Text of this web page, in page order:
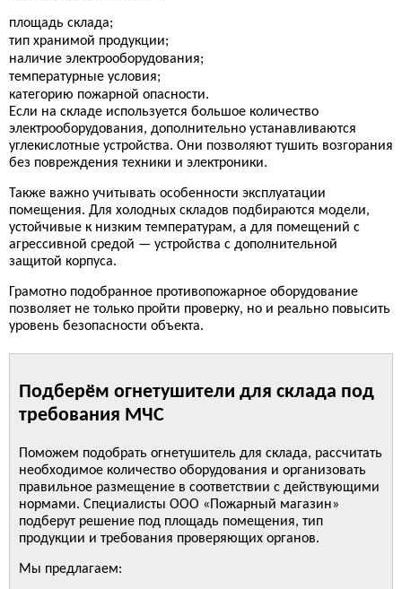
площадь склада;
тип хранимой продукции;
наличие электрооборудования;
температурные условия;
категорию пожарной опасности.
Если на складе используется большое количество
электрооборудования, дополнительно устанавливаются
углекислотные устройства. Они позволяют тушить возгорания
без повреждения техники и электроники.
Также важно учитывать особенности эксплуатации
помещения. Для холодных складов подбираются модели,
устойчивые к низким температурам, а для помещений с
агрессивной средой — устройства с дополнительной
защитой корпуса.
Грамотно подобранное противопожарное оборудование
позволяет не только пройти проверку, но и реально повысить
уровень безопасности объекта.
Подберём огнетушители для склада под
требования МЧС
Поможем подобрать огнетушитель для склада, рассчитать
необходимое количество оборудования и организовать
правильное размещение в соответствии с действующими
нормами. Специалисты ООО «Пожарный магазин»
подберут решение под площадь помещения, тип
продукции и требования проверяющих органов.
Мы предлагаем: